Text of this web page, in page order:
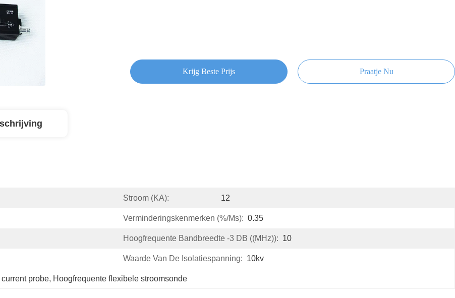
Krijg Beste Prijs Praatje Nu
Stroom (KA): 12
Verminderingskenmerken (%/ms): 0.35
Hoogfrequente Bandbreedte -3 DB ((MHz)): 10
Waarde Van De Isolatiespanning: 10kv
probe, Hoogfrequente flexibele stroomsonde